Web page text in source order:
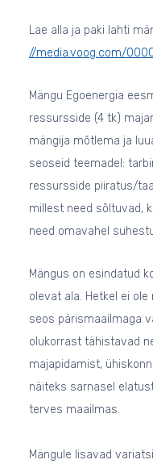
Lae alla ja paki lahti
//media.voog.com/
Mängu Egoenergia
ressursside (4 tk)
mängija mõtlema ja
seoseid teemadel:
ressursside piiratus/
millest need sõltuvad,
need omavahel
Mängus on esindatud
olevat ala. Hetkel ei
seos pärismaailmaga
olukorrast tähistavad
majapidamist,
näiteks sarnasel
terves maailmas.
Mängule lisavad